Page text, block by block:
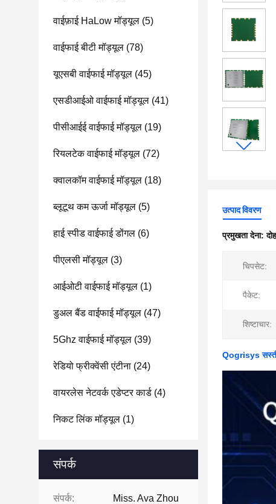
वाईफ़ाई HaLow मॉड्यूल (5)
वाईफाई बीटी मॉड्यूल (78)
यूएसबी वाईफाई मॉड्यूल (45)
एसडीआईओ वाईफाई मॉड्यूल (41)
पीसीआईई वाईफाई मॉड्यूल (19)
रियलटेक वाईफाई मॉड्यूल (72)
क्वालकॉम वाईफाई मॉड्यूल (18)
ब्लूटूथ कम ऊर्जा मॉड्यूल (5)
हाई स्पीड वाईफाई डोंगल (6)
पीएलसी मॉड्यूल (3)
आईओटी वाईफाई मॉड्यूल (1)
डुअल बैंड वाईफाई मॉड्यूल (47)
5Ghz वाईफाई मॉड्यूल (39)
रेडियो फ्रीक्वेंसी एंटीना (24)
वायरलेस नेटवर्क एडेप्टर कार्ड (4)
निकट लिंक मॉड्यूल (1)
संपर्क
संपर्क: Miss. Ava Zhou
उत्पाद विवरण
प्रमुखता देना:
चिपसेट:
पैकेट:
शिष्टाचार:
Qogrisys